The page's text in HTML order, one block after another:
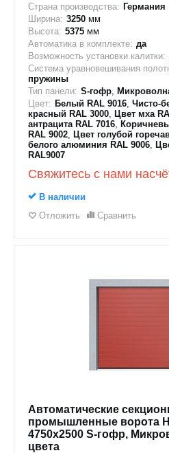
Страна производства: Германия
Ширина: 3250 мм
Высота: 5375 мм
Автоматика в комплекте: да
Возможность установки калитки:
Система уравновешивания
пружины
Тип панели: S-гофр,
Цвет: Белый RAL 9016, Чисто-
красный RAL 3000, Цвет мха
антрацита RAL 7016,
RAL 9002, Цвет голубой
белого алюминия RAL 9006,
RAL9007
Свяжитесь с нами
В наличии
Отложить
Сравнить
Автоматические
промышленные ворота
4750х2500 S-гофр,
цвета